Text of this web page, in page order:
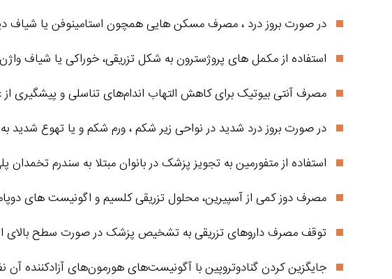
در صورت بروز درد ، مصرف مسکن‌ هایی همچون استامینوفن یا شیاف
استفاده از مکمل‌ های پروژسترون به شکل تزریقی، خوراکی یا شیاف
مصرف آنتی‌ بیوتیک برای کاهش التهاب اندام‌های تناسلی و پیشگیری
در صورت بروز درد شدید در نواحی زیر شکم ، ورم شکم و یا تهوع شدید
استفاده از متفورمین به تجویز پزشک در بانوان مبتلا به سندرم تخمدان
مصرف دوز کمی از آسپیرین، محلول تزریقی کلسیم و اگونیست‌ های
توقف مصرف داروهای تزریقی به تشخیص پزشک در صورت سطح بالای
جایگزین کردن گنادوتروپین با آگونیست‌های هورمون‌های آزادکننده آن